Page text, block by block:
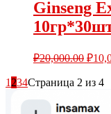
Ginseng
₽20,000.00 ₽
1 234Страница 2 из 4